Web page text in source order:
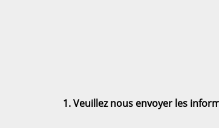
1. Veuillez nous envoyer les